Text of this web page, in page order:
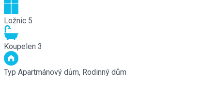
Ložnic 5
Koupelen 3
Typ Apartmánový dům, Rodinný dům